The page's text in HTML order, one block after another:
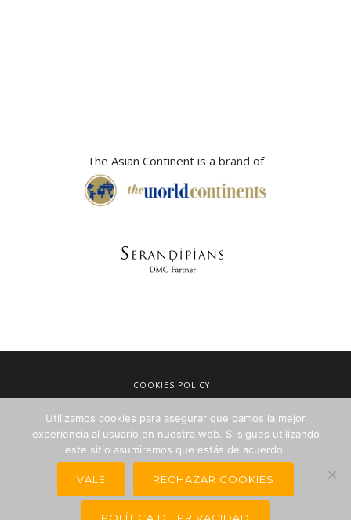
The Asian Continent is a brand of
COOKIES POLICY
TERMS OF SALE
PRIVACY POLICY
Utilizamos cookies para asegurar que damos la mejor
experiencia al usuario en nuestra web. Si sigues utilizando
este sitio asumiremos que estás de acuerdo.
VALE RECHAZAR COOKIES